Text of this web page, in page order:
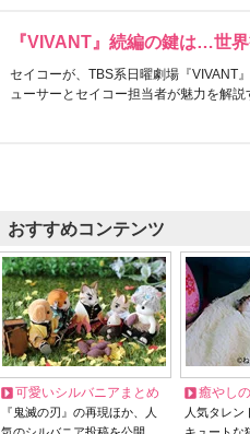
『VIVANT』続編の鍵は…世
セイコーが、TBS系日曜劇場『VIVANT
ューサーとセイコー担当者が魅力を解説
おすすめコンテンツ
可愛いシルバニアまとめ
『鬼滅の刃』の再現ほか、人
癒やし
人気タレン